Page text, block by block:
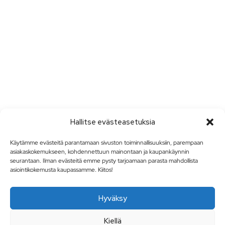
Hallitse evästeasetuksia
Käytämme evästeitä parantamaan sivuston toiminnallisuuksiin, parempaan
asiakaskokemukseen, kohdennettuun mainontaan ja kaupankäynnin
seurantaan. Ilman evästeitä emme pysty tarjoamaan parasta mahdollista
asiointikokemusta kaupassamme. Kiitos!
Hyväksy
Kiellä